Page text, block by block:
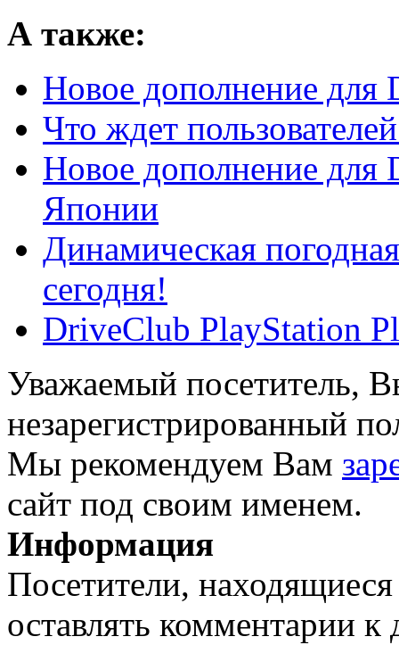
А также:
Новое дополнение для
Что ждет
Новое дополнение для
Японии
Динамическая
сегодня!
DriveClub PlayStation
Уважаемый посетитель,
незарегистрированный
Мы рекомендуем Вам
сайт под своим именем.
Информация
Посетители,
оставлять комментарии